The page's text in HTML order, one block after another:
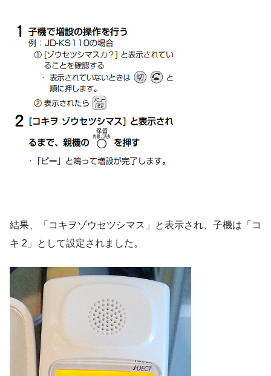
結果、「コキヲゾウセツシマス」と表示され、子機は「コ
キ 2」として設定されました。